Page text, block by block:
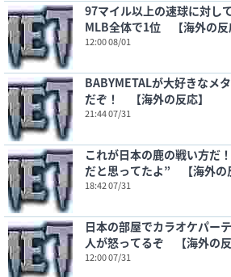
97マイル以上の速球に対し
MLB全体で1位 【海外の反
12:00 08/01
BABYMETALが大好きなメ
だぞ！ 【海外の反応】
21:44 07/31
これが日本の鹿の戦い方
だと思ってたよ” 【海外の
18:42 07/31
日本の部屋でカラオケパー
人が怒ってるぞ 【海外の反
12:00 07/31